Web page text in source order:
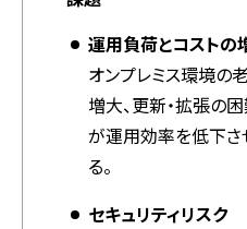
運用負荷とコストの
オンプレミス環境の
増大、更新・拡張の
が運用効率を低下さ
る。
セキュリティリスク